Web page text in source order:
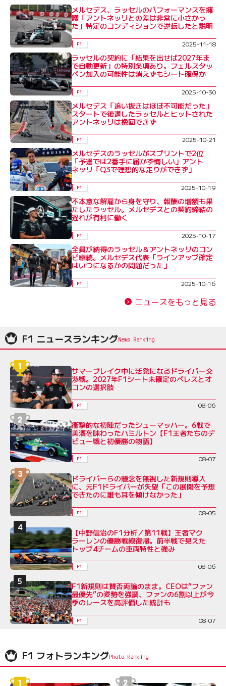
メルセデス、ラッセルのパフォーマンスを擁
護「アントネッリとの差は非常に小さかっ
た」特定のコンディションで逆転したと説明
F1 2025-11-18
ラッセルの契約に「結果を出せば2027年ま
で自動更新」の特別条項あり。フェルスタッ
ペン加入の可能性は消えずもシート確保か
F1 2025-10-30
メルセデス「追い抜きはほぼ不可能だった」
スタートで後退したラッセルとヒットされた
アントネッリは挽回できず
F1 2025-10-21
メルセデスのラッセルがスプリントで2位
「予選では2番手に届かず悔しい」アント
ネッリ「Q3で理想的な走りができず」
F1 2025-10-19
不本意な解雇から身を守り、報酬の増額も果
たしたラッセル。メルセデスとの契約締結の
遅れが有利に働く
F1 2025-10-17
全員が納得のラッセル＆アントネッリのコン
ビ継続。メルセデス代表「ラインアップ確定
はいつになるかの問題だった」
F1 2025-10-16
ニュースをもっと見る
F1 ニュースランキング
サマーブレイク中に活発になるドライバー交
渉戦。2027年F1シート未確定のペレスとオ
コンの選択肢
F1 08-06
衝撃的な初陣だったシューマッハー。6戦で
美酒を味わったハミルトン【F1王者たちのデ
ビュー戦と初優勝の物語】
F1 08-07
ドライバーらの懸念を無視した新規則導入
に、元F1ドライバーが失望「この展開を予想
できたのに誰も耳を傾けなかった」
F1 08-05
【中野信治のF1分析／第11戦】王者マク
ラーレンの優勝戦線復帰。前半戦で見えた
トップ4チームの車両特性と強み
F1 08-06
F1新規則は賛否両論のまま。CEOは“ファン
最優先”の姿勢を強調、ファンの6割以上が今
季のレースを高評価した統計も
F1 08-07
F1 フォトランキング